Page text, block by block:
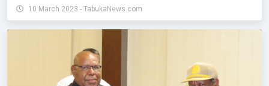
10 March 2023 - TabukaNews.com